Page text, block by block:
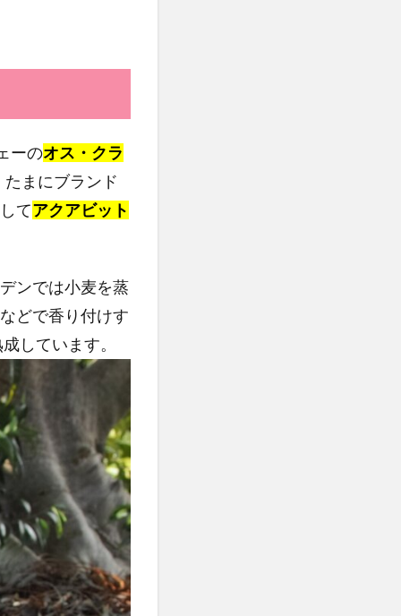
ーのオス・クラ
まにブランド
てアクアビット
ンでは小麦を蒸
どで香り付けす
しています。